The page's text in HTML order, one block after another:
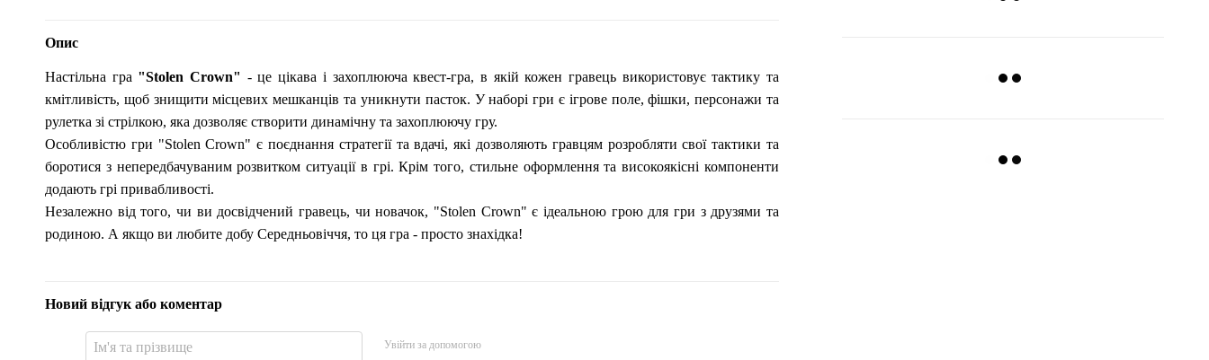
Опис
Настільна гра "Stolen Crown" - це цікава і захоплююча квест-гра, в якій кожен гравець використовує тактику та
кмітливість, щоб знищити місцевих мешканців та уникнути пасток. У наборі гри є ігрове поле, фішки, персонажи та
рулетка зі стрілкою, яка дозволяє створити динамічну та захоплюючу гру.
Особливістю гри "Stolen Crown" є поєднання стратегії та вдачі, які дозволяють гравцям розробляти свої тактики та
боротися з непередбачуваним розвитком ситуації в грі. Крім того, стильне оформлення та високоякісні компоненти
додають грі привабливості.
Незалежно від того, чи ви досвідчений гравець, чи новачок, "Stolen Crown" є ідеальною грою для гри з друзями та
родиною. А якщо ви любите добу Середньовіччя, то ця гра - просто знахідка!
Новий відгук або коментар
Увійти за допомогою